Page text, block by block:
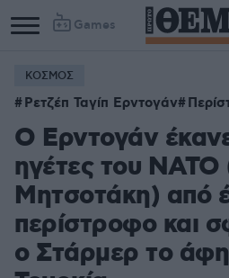
Games
ΚΟΣΜΟΣ
Ρετζέπ Ταγίπ Ερντογάν
Ο Ερντογάν
ηγέτες του ΝΑΤΟ
Μητσοτάκη) από
περίστροφο και
ο Στάρμερ το